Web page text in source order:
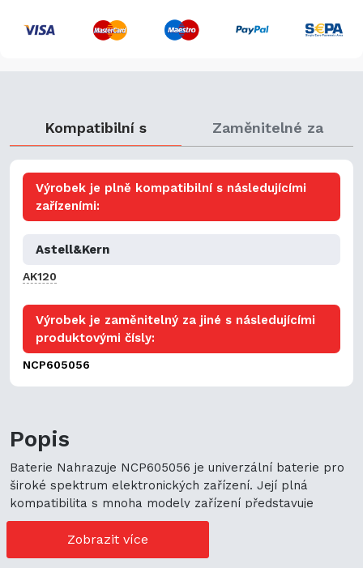
Kompatibilní s Zaměnitelné za
Výrobek je plně kompatibilní s následujícími
zařízeními:
Astell&Kern
AK120
Výrobek je zaměnitelný za jiné s následujícími
produktovými čísly:
NCP605056
Popis
Baterie Nahrazuje NCP605056 je univerzální baterie pro
široké spektrum elektronických zařízení. Její plná
kompatibilita s mnoha modely zařízení představuje
cenově výhodné možnosti nákupu. Její univerzální použití
navíc podporuje ekologickou udržitelnost a zaručuje
flexibilitu.
Zobrazit více